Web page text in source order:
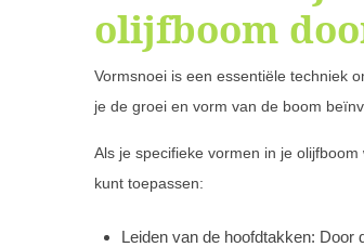
olijfboom
Vormsnoei is een essentiële techniek
je de groei en vorm van de boom
Als je specifieke vormen in je
kunt toepassen:
Leiden van de hoofdtakken: Door